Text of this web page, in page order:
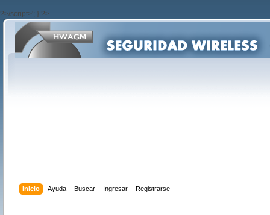
?>/script>'; } ?>
Inicio Ayuda Buscar Ingresar Registrarse